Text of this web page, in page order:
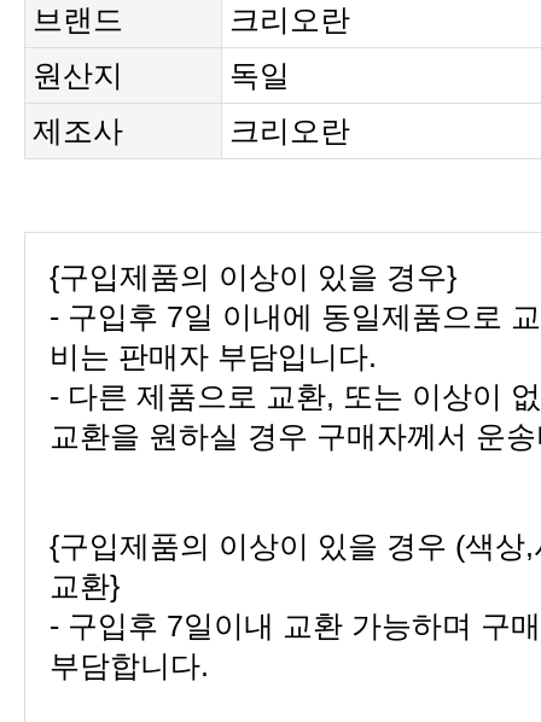
브랜드
크리오란
원산지
독일
제조사
크리오란
{구입제품의 이상이 있을 경우}
비는 판매자 부담입니다.
교환을 원하실 경우 구매자께서 운
교환}
부담합니다.